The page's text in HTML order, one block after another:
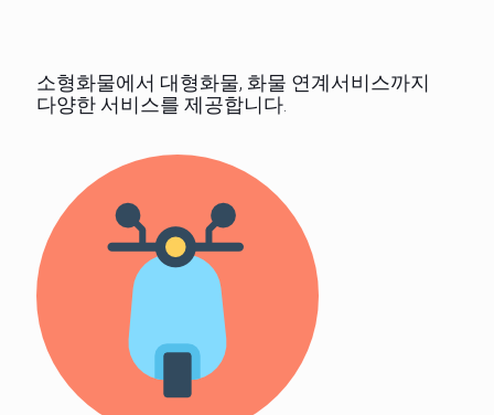
소형화물에서 대형화물, 화물 연계서비스까지
다양한 서비스를 제공합니다.